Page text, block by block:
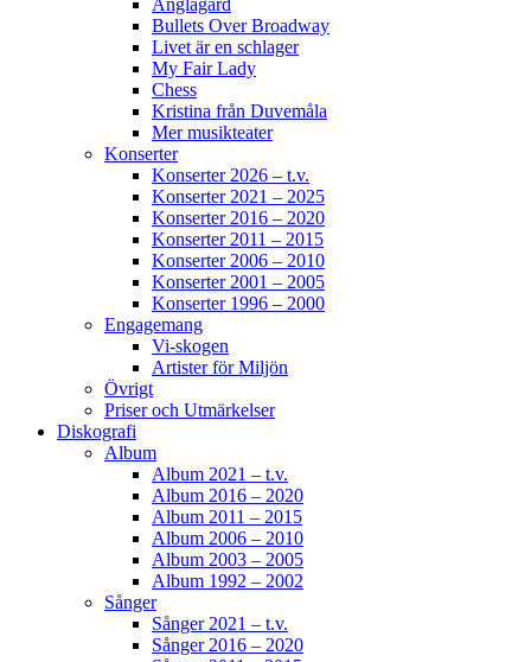
Änglagård
Bullets Over Broadway
Livet är en schlager
My Fair Lady
Chess
Kristina från Duvemåla
Mer musikteater
Konserter
Konserter 2026 – t.v.
Konserter 2021 – 2025
Konserter 2016 – 2020
Konserter 2011 – 2015
Konserter 2006 – 2010
Konserter 2001 – 2005
Konserter 1996 – 2000
Engagemang
Vi-skogen
Artister för Miljön
Övrigt
Priser och Utmärkelser
Diskografi
Album
Album 2021 – t.v.
Album 2016 – 2020
Album 2011 – 2015
Album 2006 – 2010
Album 2003 – 2005
Album 1992 – 2002
Sånger
Sånger 2021 – t.v.
Sånger 2016 – 2020